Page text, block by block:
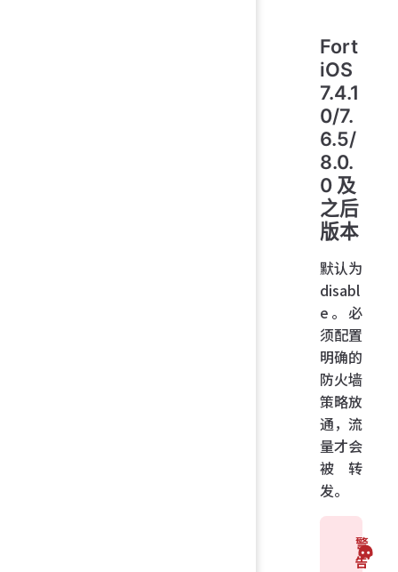
Fort
iOS
7.4.1
0/7.
6.5/
8.0.
0 及
之后
版本
默认为
disabl
e。必
须配置
明确的
防火墙
策略放
通，流
量才会
被转
发。
警
告